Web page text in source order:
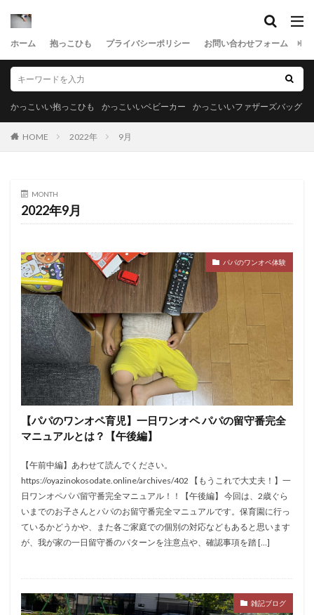
ホーム 抱っこひも プライバシーポリシー お問い合わせフォーム
かっこいい抱っこひも かっこいいベビーカー かっこいいファザーズバッグ
HOME 2022年 9月
MONTH
2022年9月
パパのワンオペ体験
【パパのワンオペ育児】一日ワンオペ パパの留守番完全
マニュアルとは？【午後編】
【午前中編】あわせて読んでください。
https://oyazinokosodate.online/archives/402 【もうこれで大丈夫！】一
日ワンオペパパ留守番完全マニュアル！！【午後編】 今回は、2歳ぐら
いまでのお子さんとパパのお留守番完全マニュアルです。保育園に行っ
ているかどうかや、また各ご家庭での個別の対応などもあると思います
が、我が家の一日留守番のパターンを注意点や、確認事項を踏 […]
雑記ブログ